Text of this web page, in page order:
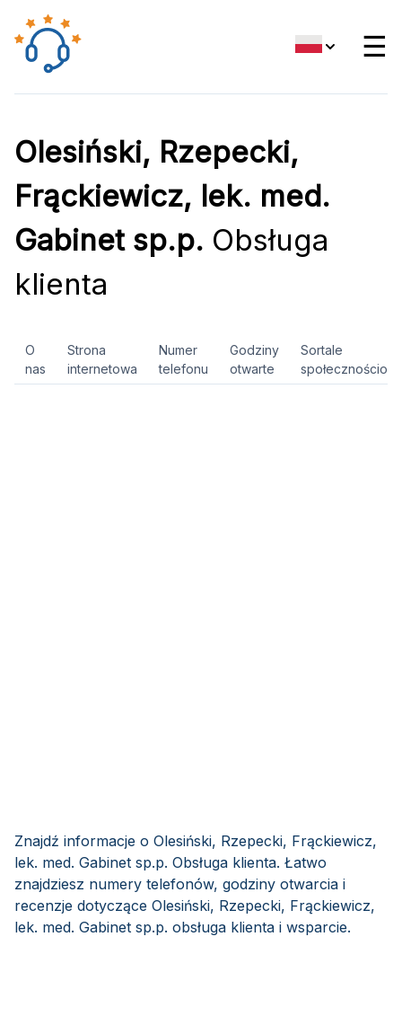
☰
Olesiński, Rzepecki,
Frąckiewicz, lek. med.
Gabinet sp.p. Obsługa
klienta
O
nas
Strona
internetowa
Numer
telefonu
Godziny
otwarte
Sortale
Znajdź informacje o Olesiński, Rzepecki, Frąckiewicz,
lek. med. Gabinet sp.p. Obsługa klienta. Łatwo
znajdziesz numery telefonów, godziny otwarcia i
recenzje dotyczące Olesiński, Rzepecki, Frąckiewicz,
lek. med. Gabinet sp.p. obsługa klienta i wsparcie.